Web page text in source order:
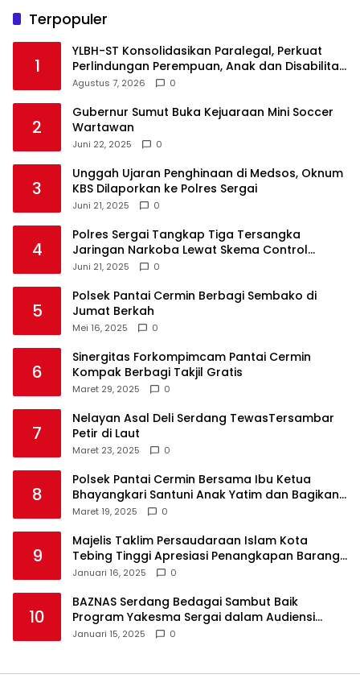
Terpopuler
1
YLBH-ST Konsolidasikan Paralegal, Perkuat
Perlindungan Perempuan, Anak dan Disabilitas
Agustus 7, 2026 0
2
Gubernur Sumut Buka Kejuaraan Mini Soccer
Wartawan
Juni 22, 2025 0
3
Unggah Ujaran Penghinaan di Medsos, Oknum
KBS Dilaporkan ke Polres Sergai
Juni 21, 2025 0
4
Polres Sergai Tangkap Tiga Tersangka
Jaringan Narkoba Lewat Skema Control
Delivery
Juni 21, 2025 0
5
Polsek Pantai Cermin Berbagi Sembako di
Jumat Berkah
Mei 16, 2025 0
6
Sinergitas Forkompimcam Pantai Cermin
Kompak Berbagi Takjil Gratis
Maret 29, 2025 0
7
Nelayan Asal Deli Serdang TewasTersambar
Petir di Laut
Maret 23, 2025 0
8
Polsek Pantai Cermin Bersama Ibu Ketua
Bhayangkari Santuni Anak Yatim dan Bagikan
Takjil
Maret 19, 2025 0
9
Majelis Taklim Persaudaraan Islam Kota
Tebing Tinggi Apresiasi Penangkapan Barang
Haram
Januari 16, 2025 0
10
BAZNAS Serdang Bedagai Sambut Baik
Program Yakesma Sergai dalam Audiensi
Perkenalan Pengurus Baru
Januari 15, 2025 0